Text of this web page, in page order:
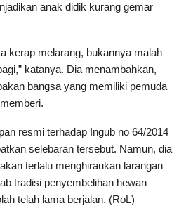
anak didik kurang gemar
kerap melarang, bukannya malah
katanya. Dia menambahkan,
bangsa yang memiliki pemuda
resmi terhadap Ingub no 64/2014
selebaran tersebut. Namun, dia
terlalu menghiraukan larangan
tradisi penyembelihan hewan
telah lama berjalan. (RoL)